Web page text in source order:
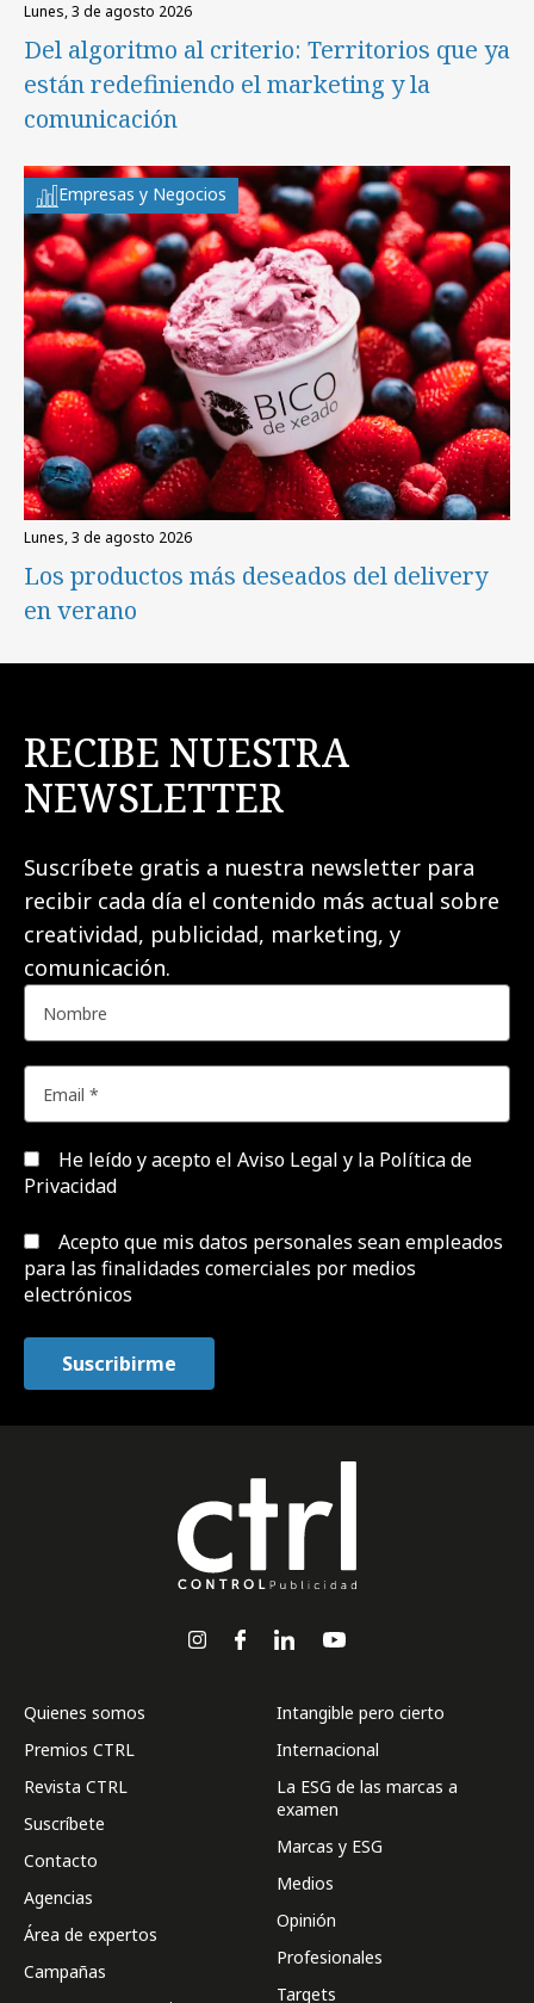
lunes, 3 de agosto 2026
Del algoritmo al criterio: Territorios que ya
están redefiniendo el marketing y la
comunicación
Empresas y Negocios
lunes, 3 de agosto 2026
Los productos más deseados del delivery
en verano
RECIBE NUESTRA
NEWSLETTER
Suscríbete gratis a nuestra newsletter para
recibir cada día el contenido más actual sobre
creatividad, publicidad, marketing, y
comunicación.
He leído y acepto el Aviso Legal y la Política de
Privacidad
Acepto que mis datos personales sean empleados
para las finalidades comerciales por medios
electrónicos
Quienes somos
Premios CTRL
Revista CTRL
Suscríbete
Contacto
Agencias
Área de expertos
Campañas
Intangible pero cierto
Internacional
La ESG de las marcas a
examen
Marcas y ESG
Medios
Opinión
Profesionales
Targets